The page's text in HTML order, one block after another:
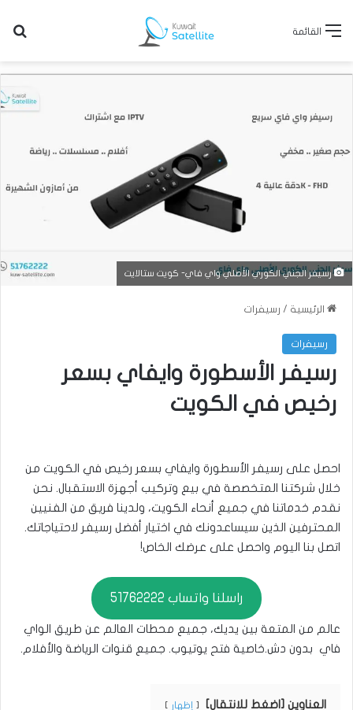
القائمة
رسيفر الجني الكوري الأصلي واي فاي- كويت ستالايت
الرئيسية / رسيفرات
رسيفرات
رسيفر الأسطورة وايفاي بسعر
رخيص في الكويت
احصل على رسيفر الأسطورة وايفاي بسعر رخيص في الكويت من
خلال شركتنا المتخصصة في بيع وتركيب أجهزة الاستقبال. نحن
نقدم خدماتنا في جميع أنحاء الكويت، ولدينا فريق من الفنيين
المحترفين الذين سيساعدونك في اختيار أفضل رسيفر لاحتياجاتك.
اتصل بنا اليوم واحصل على عرضك الخاص!
راسلنا واتساب 51762222
عالم من المتعة بين يديك، جميع محطات العالم عن طريق الواي
فاي بدون دش.خاصية فتح يوتيوب. جميع قنوات الرياضة والأفلام.
العناوين [اضغط للانتقال] إظهار